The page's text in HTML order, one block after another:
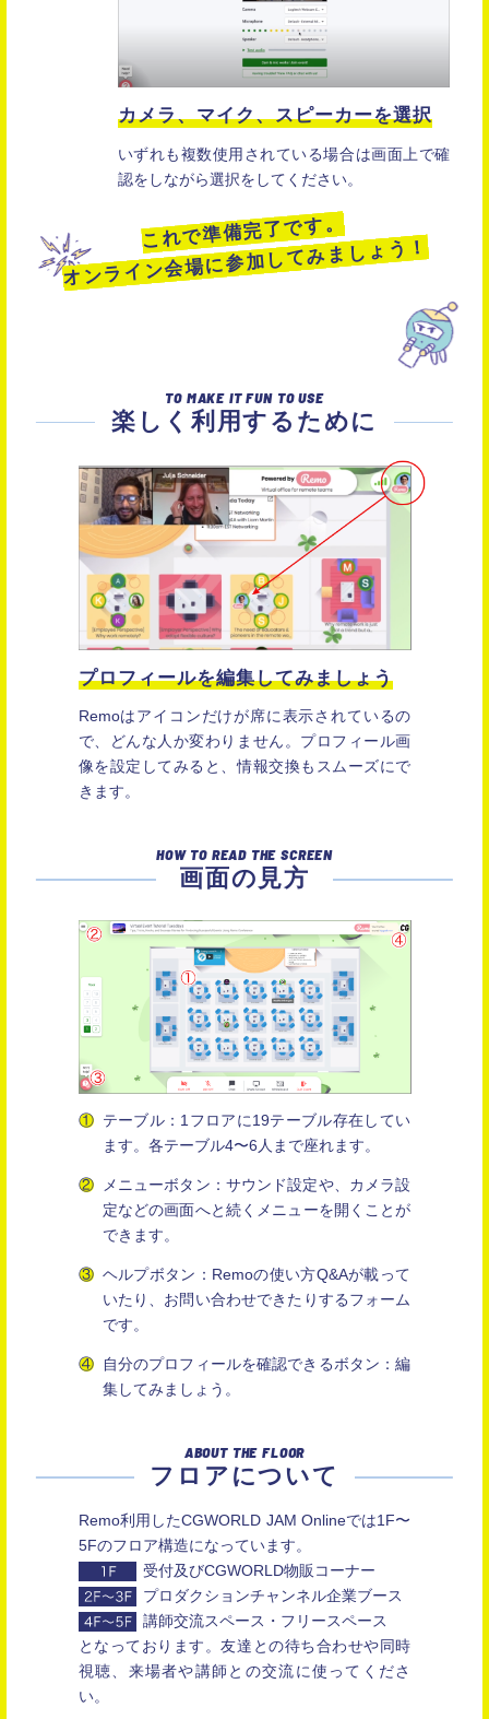
カメラ、マイク、スピーカーを選択
いずれも複数使用されている場合は画面上で確
認をしながら選択をしてください。
これで準備完了です。
オンライン会場に参加してみましょう！
TO MAKE IT FUN TO USE
楽しく利用するために
プロフィールを編集してみましょう
Remoはアイコンだけが席に表示されているの
で、どんな人か変わりません。プロフィール画
像を設定してみると、情報交換もスムーズにで
きます。
HOW TO READ THE SCREEN
画面の見方
テーブル：1フロアに19テーブル存在してい
ます。各テーブル4〜6人まで座れます。
メニューボタン：サウンド設定や、カメラ設
定などの画面へと続くメニューを開くことが
できます。
ヘルプボタン：Remoの使い方Q&Aが載って
いたり、お問い合わせできたりするフォーム
です。
自分のプロフィールを確認できるボタン：編
集してみましょう。
ABOUT THE FLOOR
フロアについて
Remo利用したCGWORLD JAM Onlineでは1F〜
5Fのフロア構造になっています。
受付及びCGWORLD物販コーナー
プロダクションチャンネル企業ブース
講師交流スペース・フリースペース
となっております。友達との待ち合わせや同時
視聴、来場者や講師との交流に使ってくださ
い。